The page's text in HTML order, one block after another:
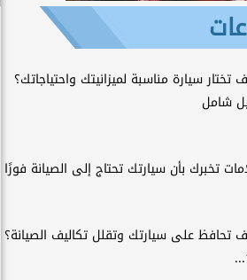
تختار سيارة مناسبة لميزانيتك واحتياجاتك؟
شامل
تخبرك بأن سيارتك تحتاج إلى الصيانة فورًا
تحافظ على سيارتك وتقلل تكاليف الصيانة؟